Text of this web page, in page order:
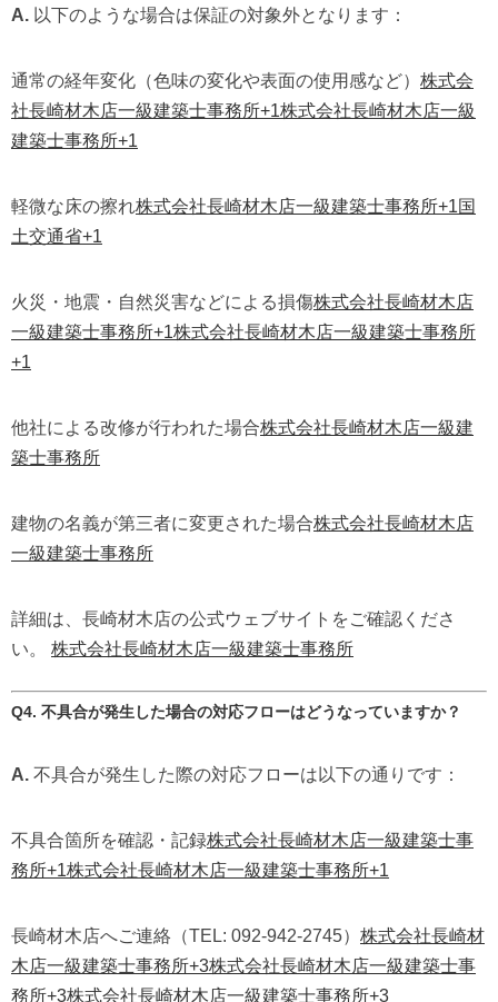
A. 以下のような場合は保証の対象外となります：
通常の経年変化（色味の変化や表面の使用感など） 株式会
社長崎材木店一級建築士事務所+1株式会社長崎材木店一級
建築士事務所+1
軽微な床の擦れ株式会社長崎材木店一級建築士事務所+1国
土交通省+1
火災・地震・自然災害などによる損傷株式会社長崎材木店
一級建築士事務所+1株式会社長崎材木店一級建築士事務所
+1
他社による改修が行われた場合株式会社長崎材木店一級建
築士事務所
建物の名義が第三者に変更された場合株式会社長崎材木店
一級建築士事務所
詳細は、長崎材木店の公式ウェブサイトをご確認くださ
い。
株式会社長崎材木店一級建築士事務所
Q4. 不具合が発生した場合の対応フローはどうなっていますか？
A. 不具合が発生した際の対応フローは以下の通りです：
不具合箇所を確認・記録株式会社長崎材木店一級建築士事
務所+1株式会社長崎材木店一級建築士事務所+1
長崎材木店へご連絡（TEL: 092-942-2745） 株式会社長崎材
木店一級建築士事務所+3株式会社長崎材木店一級建築士事
務所+3株式会社長崎材木店一級建築士事務所+3